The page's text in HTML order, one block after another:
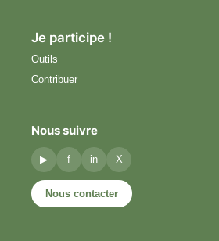
Je participe !
Outils
Contribuer
Nous suivre
▶ f in X
Nous contacter